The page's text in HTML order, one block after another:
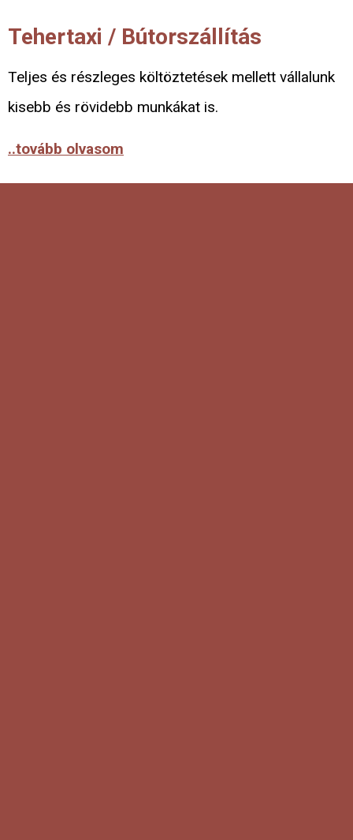
Tehertaxi / Bútorszállítás
Teljes és részleges költöztetések mellett vállalunk
kisebb és rövidebb munkákat is.
..tovább olvasom